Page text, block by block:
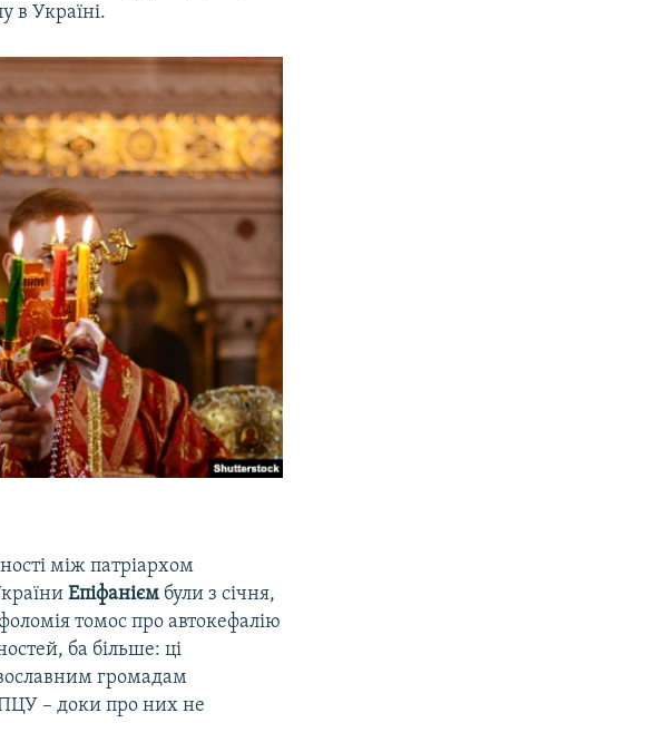
в Україні.
між патріархом
Епіфанієм були з січня,
томос про автокефалію
ба більше: ці
громадам
ПЦУ – доки про них не